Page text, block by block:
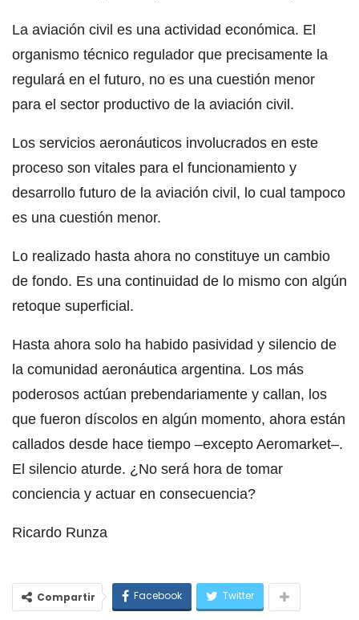
La aviación civil es una actividad económica. El
organismo técnico regulador que precisamente la
regulará en el futuro, no es una cuestión menor
para el sector productivo de la aviación civil.
Los servicios aeronáuticos involucrados en este
proceso son vitales para el funcionamiento y
desarrollo futuro de la aviación civil, lo cual tampoco
es una cuestión menor.
Lo realizado hasta ahora no constituye un cambio
de fondo. Es una continuidad de lo mismo con algún
retoque superficial.
Hasta ahora solo ha habido pasividad y silencio de
la comunidad aeronáutica argentina. Los más
poderosos actúan prebendariamente y callan, los
que fueron díscolos en algún momento, ahora están
callados desde hace tiempo –excepto Aeromarket–.
El silencio aturde. ¿No será hora de tomar
conciencia y actuar en consecuencia?
Ricardo Runza
Compartir Facebook Twitter